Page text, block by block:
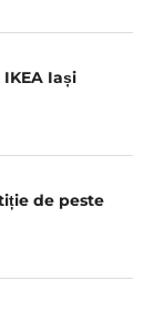
Iași
de peste